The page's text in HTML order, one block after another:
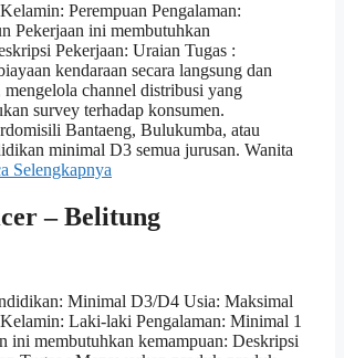
Perempuan Pengalaman:
Pekerjaan ini membutuhkan
Pekerjaan: Uraian Tugas :
kendaraan secara langsung dan
channel distribusi yang
survey terhadap konsumen.
Bantaeng, Bulukumba, atau
minimal D3 semua jurusan. Wanita
Selengkapnya
– Belitung
Minimal D3/D4 Usia: Maksimal
Laki-laki Pengalaman: Minimal 1
ini membutuhkan kemampuan: Deskripsi